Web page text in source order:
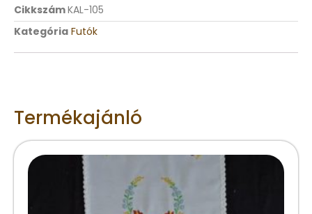
CikkszámKAL-105
Kategória Futók
Termékajánló